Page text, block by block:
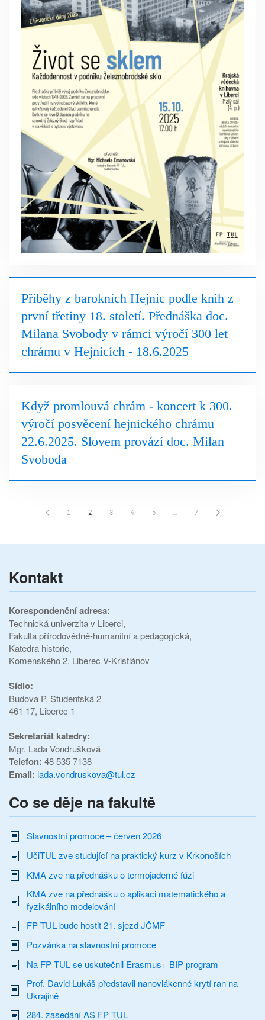
Příběhy z barokních Hejnic podle knih z
první třetiny 18. století. Přednáška doc.
Milana Svobody v rámci výročí 300 let
chrámu v Hejnicích - 18.6.2025
Když promlouvá chrám - koncert k 300.
výročí posvěcení hejnického chrámu
22.6.2025. Slovem provází doc. Milan
Svoboda
1 2 3 4 5 … 7
Kontakt
Korespondenční adresa:
Technická univerzita v Liberci,
Fakulta přírodovědně-humanitní a pedagogická,
Katedra historie,
Komenského 2, Liberec V-Kristiánov
Sídlo:
Budova P, Studentská 2
461 17, Liberec 1
Sekretariát katedry:
Mgr. Lada Vondrušková
Telefon: 48 535 7138
Email: lada.vondruskova@tul.cz
Co se děje na fakultě
Slavnostní promoce – červen 2026
UčiTUL zve studující na praktický kurz v Krkonoších
KMA zve na přednášku o termojaderné fúzi
KMA zve na přednášku o aplikaci matematického a
fyzikálního modelování
FP TUL bude hostit 21. sjezd JČMF
Pozvánka na slavnostní promoce
Na FP TUL se uskutečnil Erasmus+ BIP program
Prof. David Lukáš představil nanovlákenné krytí ran na
Ukrajině
284. zasedání AS FP TUL